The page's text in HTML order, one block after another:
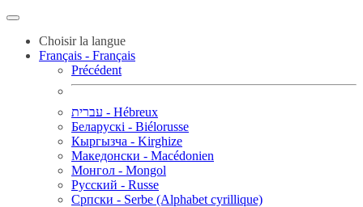
Choisir la langue
Français - Français
Précédent
עברית - Hébreux
Беларускі - Biélorusse
Кыргызча - Kirghize
Македонски - Macédonien
Монгол - Mongol
Русский - Russe
Српски - Serbe (Alphabet cyrillique)